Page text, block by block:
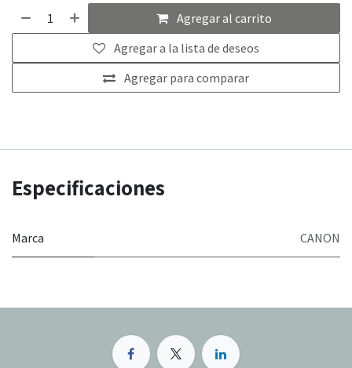
Agregar al carrito
Agregar para comparar
Agregar a la lista de deseos
Especificaciones
Marca CANON